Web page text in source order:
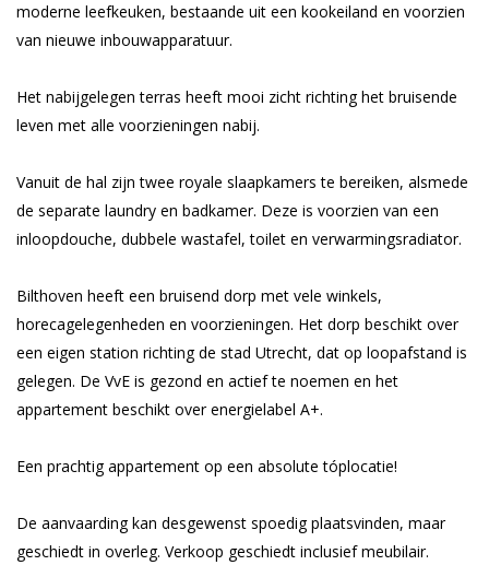
moderne leefkeuken, bestaande uit een kookeiland en voorzien
van nieuwe inbouwapparatuur.
Het nabijgelegen terras heeft mooi zicht richting het bruisende
leven met alle voorzieningen nabij.
Vanuit de hal zijn twee royale slaapkamers te bereiken, alsmede
de separate laundry en badkamer. Deze is voorzien van een
inloopdouche, dubbele wastafel, toilet en verwarmingsradiator.
Bilthoven heeft een bruisend dorp met vele winkels,
horecagelegenheden en voorzieningen. Het dorp beschikt over
een eigen station richting de stad Utrecht, dat op loopafstand is
gelegen. De VvE is gezond en actief te noemen en het
appartement beschikt over energielabel A+.
Een prachtig appartement op een absolute tóplocatie!
De aanvaarding kan desgewenst spoedig plaatsvinden, maar
geschiedt in overleg. Verkoop geschiedt inclusief meubilair.